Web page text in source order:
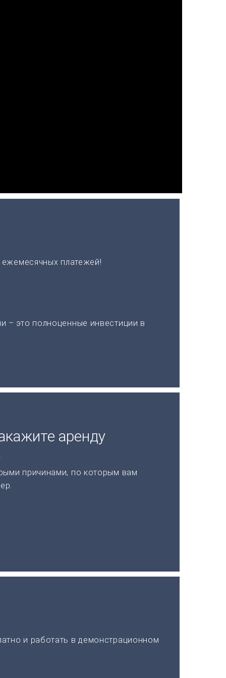
ежемесячных платежей!
– это полноценные инвестиции в
аренду
причинами, по которым вам
и работать в демонстрационном